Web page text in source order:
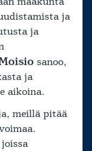
ja
ja
sanoo,
ja
aikoina.
meillä pitää